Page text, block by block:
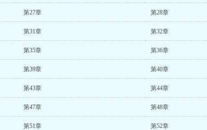
第27章 第28章
第31章 第32章
第35章 第36章
第39章 第40章
第43章 第44章
第47章 第48章
第51章 第52章